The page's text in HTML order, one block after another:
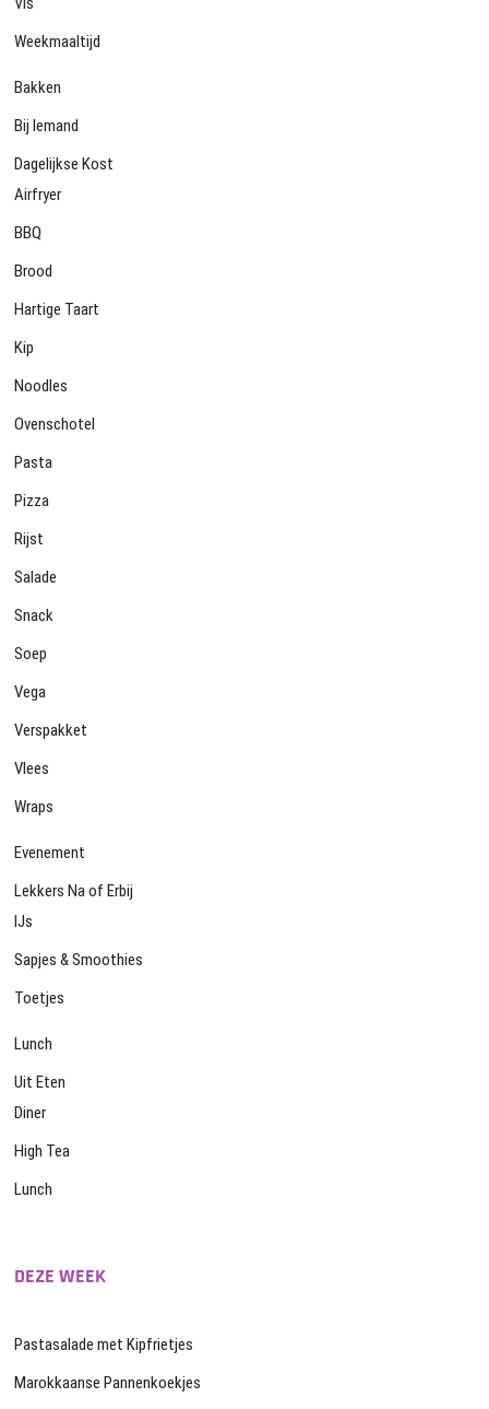
Weekmaaltijd
Bakken
Bij Iemand
Dagelijkse Kost
Airfryer
BBQ
Brood
Hartige Taart
Kip
Noodles
Ovenschotel
Pasta
Pizza
Rijst
Salade
Snack
Soep
Vega
Verspakket
Vlees
Wraps
Evenement
Lekkers Na of Erbij
IJs
Sapjes & Smoothies
Toetjes
Lunch
Uit Eten
Diner
High Tea
Lunch
DEZE WEEK
Pastasalade met Kipfrietjes
Marokkaanse Pannenkoekjes